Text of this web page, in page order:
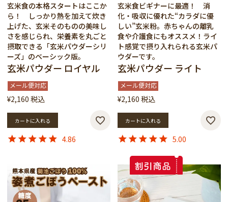
玄米食の本格スタートはここか
ら！ しっかり熱を加えて炊き
上げた、玄米そのものの美味し
さを感じられ、栄養素を丸ごと
摂取できる「玄米パウダーシリ
ーズ」のベーシック版。
玄米パウダー ロイヤル
メール便対応
¥2,160 税込
カートに入れる
4.86
玄米食ビギナーに最適！ 消
化・吸収に優れた“カラダに優
しい”玄米粉。赤ちゃんの離乳
食や介護食にもオススメ！ライ
ト感覚で摂り入れられる玄米パ
ウダーです。
玄米パウダー ライト
メール便対応
¥2,160 税込
カートに入れる
5.00